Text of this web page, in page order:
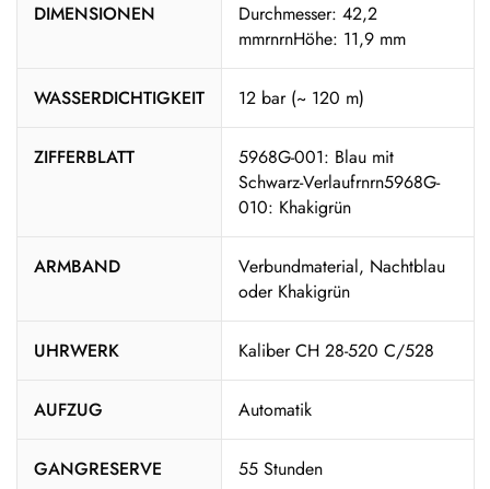
DIMENSIONEN
Durchmesser: 42,2
mmrnrnHöhe: 11,9 mm
WASSERDICHTIGKEIT 12 bar (~ 120 m)
ZIFFERBLATT
5968G-001: Blau mit
Schwarz-Verlaufrnrn5968G-
010: Khakigrün
ARMBAND
Verbundmaterial, Nachtblau
oder Khakigrün
UHRWERK Kaliber CH 28-520 C/528
AUFZUG Automatik
GANGRESERVE 55 Stunden